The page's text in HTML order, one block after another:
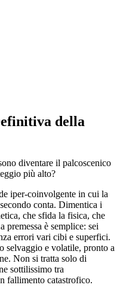
della
diventare il palcoscenico
più alto?
iper-coinvolgente in cui la
conta. Dimentica i
che sfida la fisica, che
premessa è semplice: sei
errori vari cibi e superfici.
selvaggio e volatile, pronto a
Non si tratta solo di
sottilissimo tra
fallimento catastrofico.